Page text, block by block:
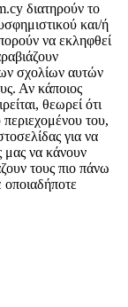
διατηρούν το
και/ή
να εκληφθεί
σχολίων αυτών
Αν κάποιος
θεωρεί ότι
περιεχομένου του,
για να
μας να κάνουν
τους πιο πάνω